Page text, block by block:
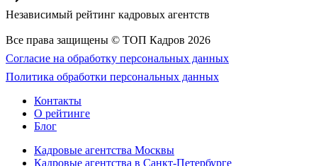
Независимый рейтинг кадровых агентств
Все права защищены © ТОП Кадров 2026
Согласие на обработку персональных данных
Политика обработки персональных данных
Контакты
О рейтинге
Блог
Кадровые агентства Москвы
Кадровые агентства в Санкт-Петербурге